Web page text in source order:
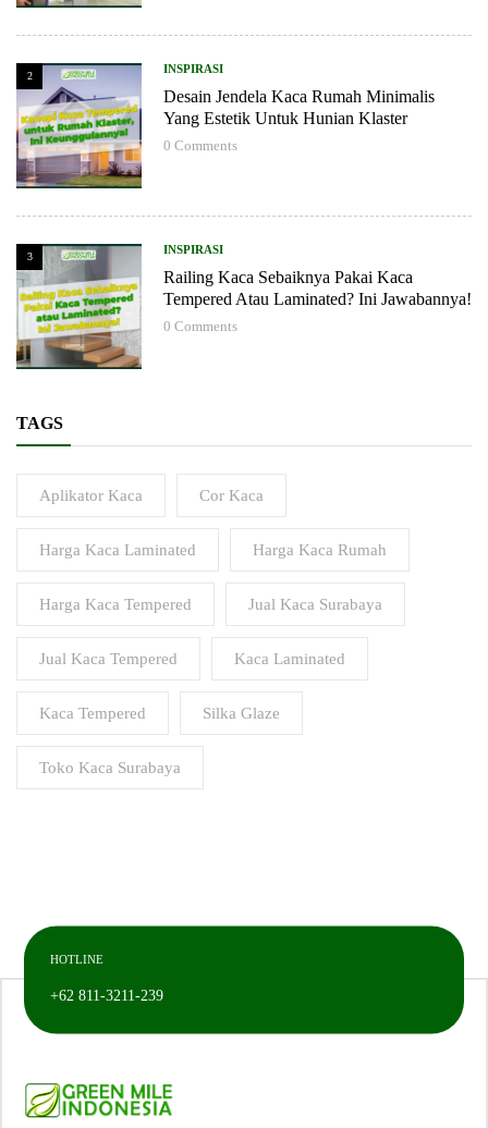
2
INSPIRASI
Desain Jendela Kaca Rumah Minimalis
Yang Estetik Untuk Hunian Klaster
0 Comments
3
INSPIRASI
Railing Kaca Sebaiknya Pakai Kaca
Tempered Atau Laminated? Ini Jawabannya!
0 Comments
TAGS
Aplikator Kaca Cor Kaca
Harga Kaca Laminated Harga Kaca Rumah
Harga Kaca Tempered Jual Kaca Surabaya
Jual Kaca Tempered Kaca Laminated
Kaca Tempered Silka Glaze
Toko Kaca Surabaya
HOTLINE
+62 811-3211-239